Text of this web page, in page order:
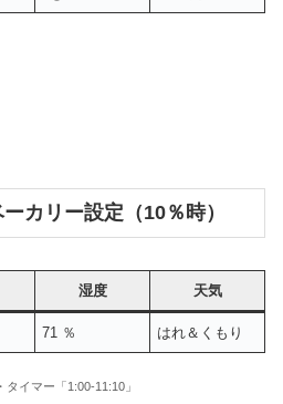
カリー設定（10％時）
湿度 天気
71 ％ はれ＆くもり
イマー「1:00-11:10」